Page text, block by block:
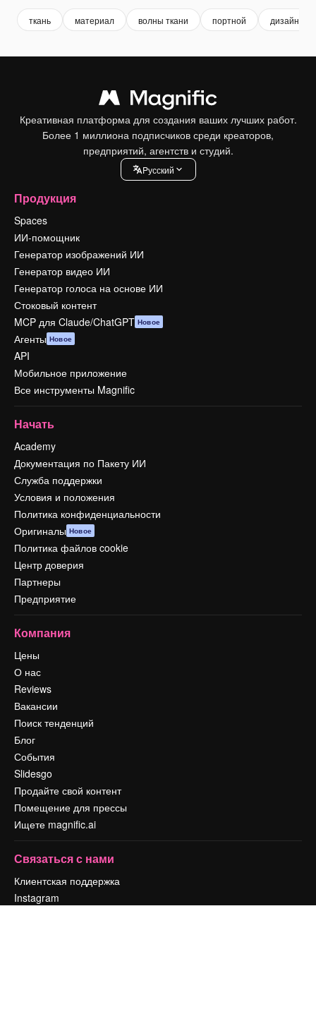
ткань материал волны ткани портной дизайнер
Креативная платформа для создания ваших лучших работ.
Более 1 миллиона подписчиков среди креаторов,
предприятий, агентств и студий.
Pусский
Продукция
Spaces
ИИ-помощник
Генератор изображений ИИ
Генератор видео ИИ
Генератор голоса на основе ИИ
Стоковый контент
MCP для Claude/ChatGPT Новое
Агенты Новое
API
Мобильное приложение
Все инструменты Magnific
Начать
Academy
Документация по Пакету ИИ
Служба поддержки
Условия и положения
Политика конфиденциальности
Оригиналы Новое
Политика файлов cookie
Центр доверия
Партнеры
Предприятие
Компания
Цены
О нас
Reviews
Вакансии
Поиск тенденций
Блог
События
Slidesgo
Продайте свой контент
Помещение для прессы
Ищете magnific.ai
Связаться с нами
Клиентская поддержка
Instagram